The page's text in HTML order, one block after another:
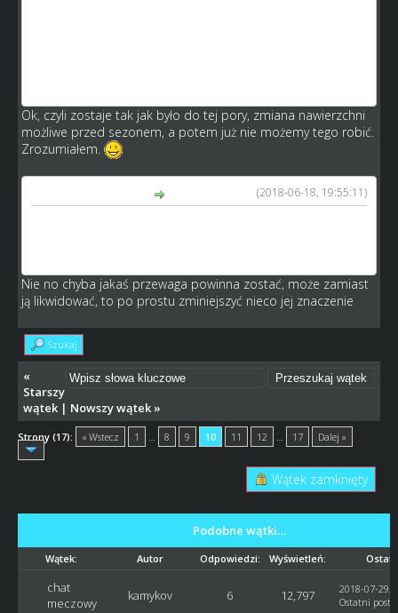
Ok, czyli zostaje tak jak było do tej pory, zmiana nawierzchni
możliwe przed sezonem, a potem już nie możemy tego robić.
Zrozumiałem.
(2018-06-18, 19:55:11)
Nie no chyba jakaś przewaga powinna zostać, może zamiast
ją likwidować, to po prostu zminiejszyć nieco jej znaczenie
Szukaj
«
Starszy
wątek| Nowszy wątek»
Strony (17): « Wstecz 1 … 8 9 10 11 12 … 17 Dalej »
Wątek zamknięty
Podobne wątki…
Wątek: Autor Odpowiedzi: Wyświetleń:
chat
meczowy
kamykov 6 12,797
2018-07-29,
Ostatni post